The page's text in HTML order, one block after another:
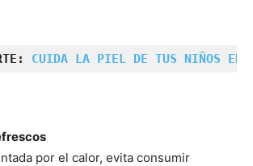
CUIDA LA PIEL DE TUS NIÑOS EN
por el calor, evita consumir